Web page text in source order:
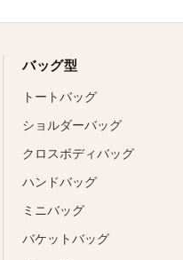
バッグ型
トートバッグ
ショルダーバッグ
クロスボディバッグ
ハンドバッグ
ミニバッグ
バケットバッグ